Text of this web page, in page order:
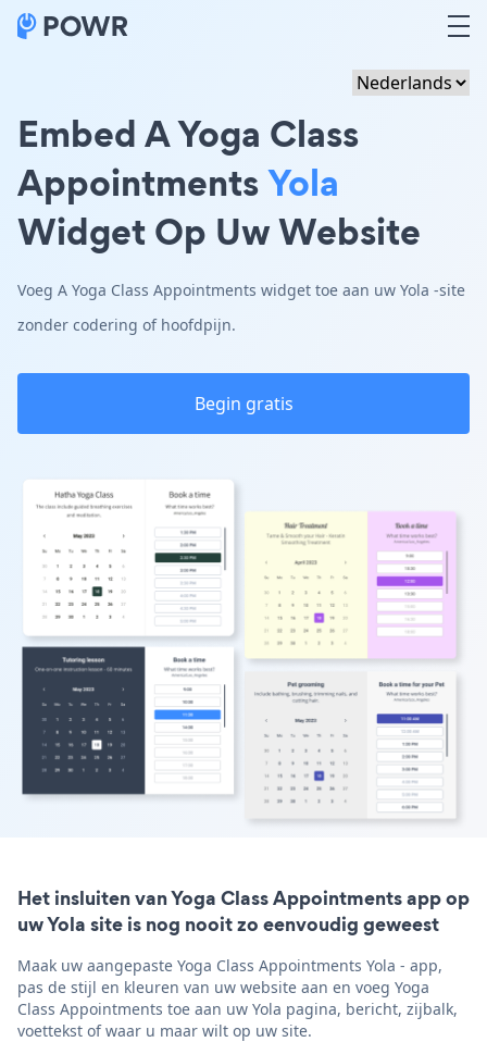
Embed A Yoga Class
AppointmentsYola
Widget Op Uw Website
Voeg A Yoga Class Appointments widget toe aan uw Yola -site
zonder codering of hoofdpijn.
Begin gratis
Het insluiten van Yoga Class Appointments app op
uw Yola site is nog nooit zo eenvoudig geweest
Maak uw aangepaste Yoga Class Appointments Yola - app,
pas de stijl en kleuren van uw website aan en voeg Yoga
Class Appointments toe aan uw Yola pagina, bericht, zijbalk,
voettekst of waar u maar wilt op uw site.